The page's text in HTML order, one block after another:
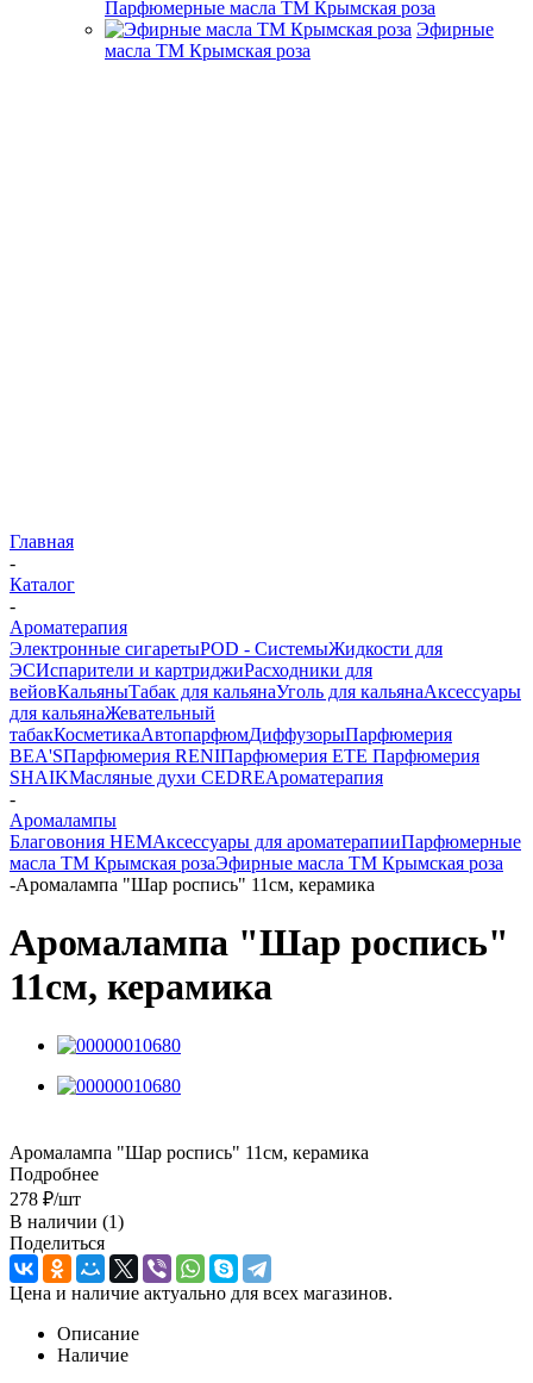
Парфюмерные масла ТМ Крымская роза
Эфирные
масла ТМ Крымская роза
Главная
-
Каталог
-
Ароматерапия
Электронные сигаретыPOD - СистемыЖидкости для
ЭСИспарители и картриджиРасходники для
вейовКальяныТабак для кальянаУголь для кальянаАксессуары
для кальянаЖевательный
табакКосметикаАвтопарфюмДиффузорыПарфюмерия
BEA'SПарфюмерия RENIПарфюмерия ETE Парфюмерия
SHAIKМасляные духи CEDREАроматерапия
-
Аромалампы
Благовония HEMАксессуары для ароматерапииПарфюмерные
масла ТМ Крымская розаЭфирные масла ТМ Крымская роза
-Аромалампа "Шар роспись" 11см, керамика
Аромалампа "Шар роспись"
11см, керамика
Аромалампа "Шар роспись" 11см, керамика
Подробнее
278 ₽/шт
В наличии (1)
Поделиться
Цена и наличие актуально для всех магазинов.
Описание
Наличие